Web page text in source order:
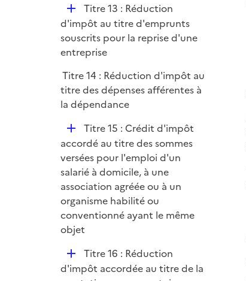
D
é
p
l
e
r
Titre 13 : Réduction
d'impôt au titre d'emprunts
souscrits pour la reprise d'une
entreprise
Titre 14 : Réduction d'impôt au
titre des dépenses afférentes à
la dépendance
D
é
p
l
i
e
r
Titre 15 : Crédit d'impôt
accordé au titre des sommes
versées pour l'emploi d'un
salarié à domicile, à une
association agréée ou à un
organisme habilité ou
conventionné ayant le même
objet
D
é
Titre 16 : Réduction
d'impôt accordée au titre de la